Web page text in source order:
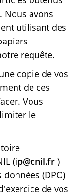
Nous avons
utilisant des
requête.
copie de vos
de ces
Vous
le
(ip@cnil.fr )
(DPO)
de vos